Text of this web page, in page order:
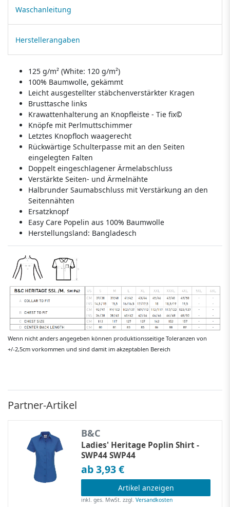
Waschanleitung
Herstellerangaben
125 g/m² (White: 120 g/m²)
100% Baumwolle, gekämmt
Leicht ausgestellter stäbchenverstärkter Kragen
Brusttasche links
Krawattenhalterung an Knopfleiste - Tie fix©
Knöpfe mit Perlmuttschimmer
Letztes Knopfloch waagerecht
Rückwärtige Schulterpasse mit an den Seiten
eingelegten Falten
Doppelt eingeschlagener Ärmelabschluss
Verstärkte Seiten- und Ärmelnähte
Halbrunder Saumabschluss mit Verstärkung an den
Seitennähten
Ersatzknopf
Easy Care Popelin aus 100% Baumwolle
Herstellungsland: Bangladesch
Wenn nicht anders angegeben können produktionsseitige Toleranzen von
+/-2,5cm vorkommen und sind damit im akzeptablen Bereich
Partner-Artikel
B&C
Ladies' Heritage Poplin Shirt -
SWP44 SWP44
ab 3,93 €
Artikel anzeigen
inkl. ges. MwSt. zzgl.Versandkosten